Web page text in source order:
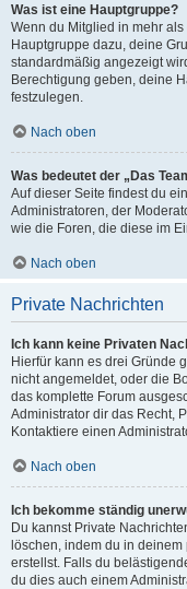
Was ist eine Hauptgruppe?
Wenn du Mitglied in mehr
Hauptgruppe dazu, deine
standardmäßig angezeigt
Berechtigung geben, deine
festzulegen.
Nach oben
Was bedeutet der „Das
Auf dieser Seite findest du
Administratoren, der
wie die Foren, die diese im
Nach oben
Private Nachrichten
Ich kann keine Privaten
Hierfür kann es drei Gründe
nicht angemeldet, oder die
das komplette Forum
Administrator dir das Recht,
Kontaktiere einen
Nach oben
Ich bekomme ständig
Du kannst Private
löschen, indem du in
erstellst. Falls du
du dies auch einem